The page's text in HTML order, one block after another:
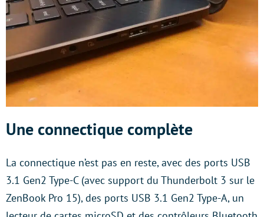
Une connectique complète
La connectique n’est pas en reste, avec des ports USB
3.1 Gen2 Type-C (avec support du Thunderbolt 3 sur le
ZenBook Pro 15), des ports USB 3.1 Gen2 Type-A, un